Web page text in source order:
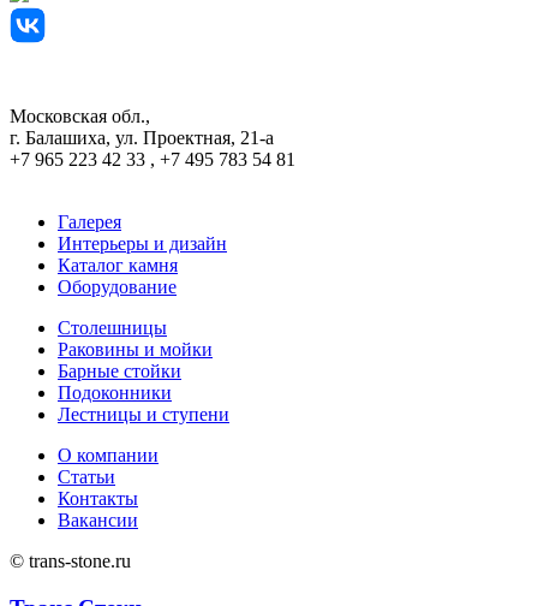
Московская обл.,
г. Балашиха, ул. Проектная, 21-а
+7 965 223 42 33 , +7 495 783 54 81
Галерея
Интерьеры и дизайн
Каталог камня
Оборудование
Столешницы
Раковины и мойки
Барные стойки
Подоконники
Лестницы и ступени
О компании
Статьи
Контакты
Вакансии
© trans-stone.ru